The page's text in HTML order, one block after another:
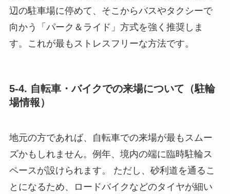
辺の駐車場に停めて、そこからバスやタクシーで
向かう「パーク＆ライド」方式を強く推奨しま
す。これが最もストレスフリーな方法です。
5-4. 自転車・バイクでの来場について（駐輪
場情報）
地元の方であれば、自転車での来場が最もスムー
ズかもしれません。例年、境内の端に臨時駐輪ス
ペースが設けられます。 ただし、砂利道を通るこ
とになるため、ロードバイクなどのタイヤが細い